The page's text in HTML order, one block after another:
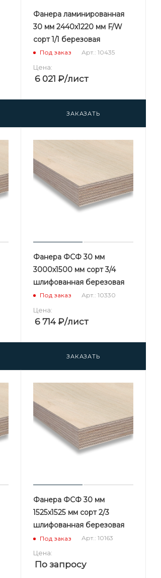
Фанера ламинированная
30 мм 2440х1220 мм F/W
сорт 1/1 березовая
Под заказ Арт.: 10435
Цена:
6 021 ₽/лист
ЗАКАЗАТЬ
Фанера ФСФ 30 мм
3000х1500 мм сорт 3/4
шлифованная березовая
Под заказ Арт.: 10330
Цена:
6 714₽/лист
ЗАКАЗАТЬ
Фанера ФСФ 30 мм
1525х1525 мм сорт 2/3
шлифованная березовая
Под заказ Арт.: 10163
Цена:
По запросу